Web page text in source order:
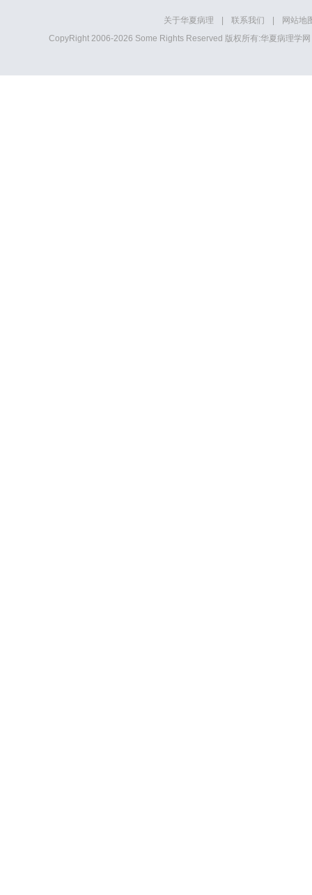
关于华夏病理 联系我们
网站地
CopyRight 2006-2026 Some Rights Reserved 版权所有:华夏病理学